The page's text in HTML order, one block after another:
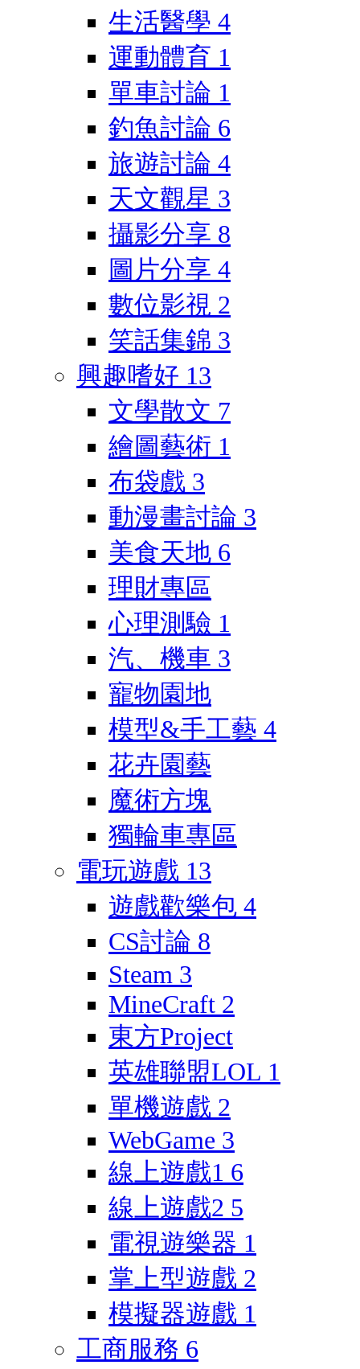
生活醫學 4
運動體育 1
單車討論 1
釣魚討論 6
旅遊討論 4
天文觀星 3
攝影分享 8
圖片分享 4
數位影視 2
笑話集錦 3
興趣嗜好 13
文學散文 7
繪圖藝術 1
布袋戲 3
動漫畫討論 3
美食天地 6
理財專區
心理測驗 1
汽、機車 3
寵物園地
模型&手工藝 4
花卉園藝
魔術方塊
獨輪車專區
電玩遊戲 13
遊戲歡樂包 4
CS討論 8
Steam 3
MineCraft 2
東方Project
英雄聯盟LOL 1
單機遊戲 2
WebGame 3
線上遊戲1 6
線上遊戲2 5
電視遊樂器 1
掌上型遊戲 2
模擬器遊戲 1
工商服務 6